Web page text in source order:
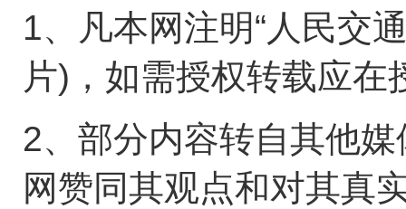
1、凡本网注明“人民交
片)，如需授权转载应
2、部分内容转自其他
网赞同其观点和对其真